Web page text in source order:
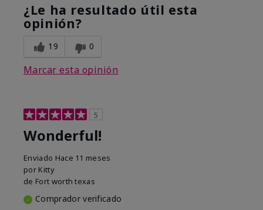
¿Le ha resultado útil esta
opinión?
19 0
Marcar esta opinión
5
Wonderful!
Enviado Hace 11 meses
por Kitty
de Fort worth texas
Comprador verificado